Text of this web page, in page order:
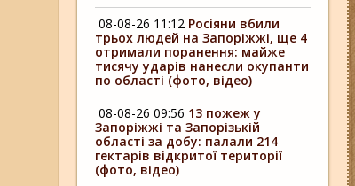
08-08-26 11:12 Росіяни вбили
трьох людей на Запоріжжі, ще 4
отримали поранення: майже
тисячу ударів нанесли окупанти
по області (фото, відео)
08-08-26 09:56 13 пожеж у
Запоріжжі та Запорізькій
області за добу: палали 214
гектарів відкритої території
(фото, відео)